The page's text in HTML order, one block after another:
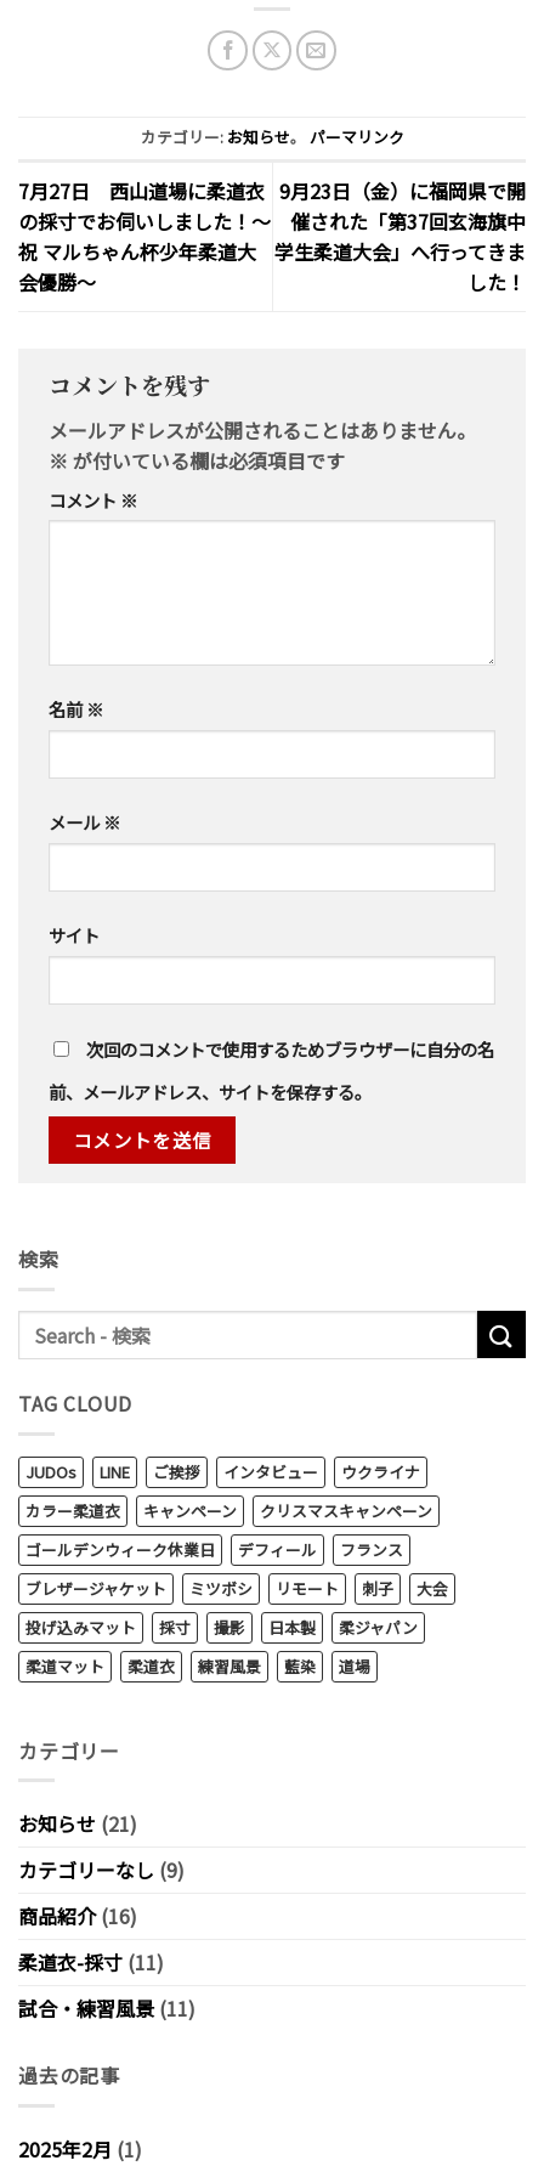
カテゴリー: お知らせ。 パーマリンク
7月27日 西山道場に柔道衣
の採寸でお伺いしました！〜
祝 マルちゃん杯少年柔道大
会優勝〜
9月23日（金）に福岡県で開
催された「第37回玄海旗中
学生柔道大会」へ行ってきま
した！
コメントを残す
メールアドレスが公開されることはありません。
※ が付いている欄は必須項目です
コメント ※
名前※
メール※
サイト
次回のコメントで使用するためブラウザーに自分の名
前、メールアドレス、サイトを保存する。
検索
TAG CLOUD
JUDOs LINE ご挨拶 インタビュー
ウクライナ
カラー柔道衣
キャンペーン
クリスマスキャンペーン
ゴールデンウィーク休業日
デフィール
フランス
ブレザージャケット
ミツボシ リモート 刺子
大会
投げ込みマット
採寸 撮影 日本製
柔ジャパン
柔道マット
柔道衣 練習風景 藍染 道場
カテゴリー
お知らせ (21)
カテゴリーなし (9)
商品紹介(16)
柔道衣-採寸 (11)
試合・練習風景(11)
過去の記事
2025年2月 (1)